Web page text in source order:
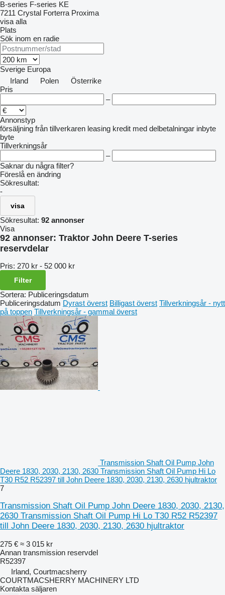
B-series F-series KE
7211 Crystal Forterra Proxima
visa alla
Plats
Sök inom en radie
Sverige Europa
Irland
Polen
Österrike
Pris
–
Annonstyp
försäljning från tillverkaren leasing kredit med delbetalningar inbyte
byte
Tillverkningsår
–
Saknar du några filter?
Föreslå en ändring
Sökresultat:
-
visa
Sökresultat: 92 annonser
Visa
92 annonser: Traktor John Deere T-series
reservdelar
Pris: 270 kr - 52 000 kr
Filter
Sortera: Publiceringsdatum
Publiceringsdatum Dyrast överst Billigast överst Tillverkningsår - nytt
på toppen Tillverkningsår - gammal överst
Transmission Shaft Oil Pump John
Deere 1830, 2030, 2130, 2630 Transmission Shaft Oil Pump Hi Lo
T30 R52 R52397 till John Deere 1830, 2030, 2130, 2630 hjultraktor
7
Transmission Shaft Oil Pump John Deere 1830, 2030, 2130,
2630 Transmission Shaft Oil Pump Hi Lo T30 R52 R52397
till John Deere 1830, 2030, 2130, 2630 hjultraktor
275 € ≈ 3 015 kr
Annan transmission reservdel
R52397
Irland, Courtmacsherry
COURTMACSHERRY MACHINERY LTD
Kontakta säljaren